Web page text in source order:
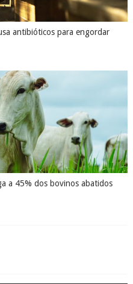
antibióticos para engordar
a 45% dos bovinos abatidos